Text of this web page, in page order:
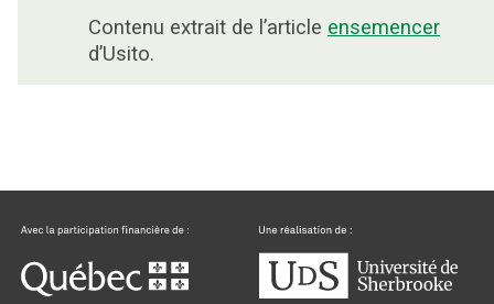
Contenu extrait de l’article ensemencer
d’Usito.